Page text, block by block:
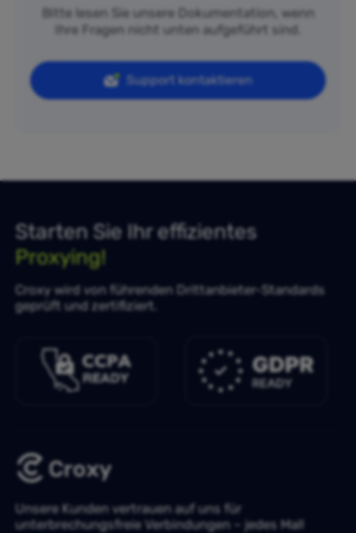
Bitte lesen Sie unsere Dokumentation, wenn
Ihre Fragen nicht unten aufgeführt sind.
Support kontaktieren
Starten Sie Ihr effizientes
Proxying!
Croxy wird von führenden Drittanbieter-Standards
geprüft und zertifiziert.
Unsere Kunden vertrauen auf uns für
unterbrechungsfreie Verbindungen – jedes Mal!